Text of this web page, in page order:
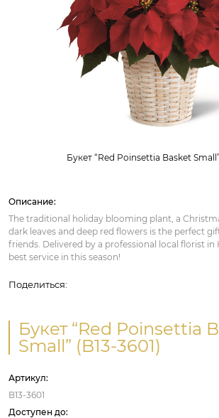
Букет “Red Poinsettia Basket
Описание:
The traditional holiday blooming plant, a
dark leaves and deep red flowers is the perfect
friends. Delivered by a professional local florist
best service in this season!
Поделиться:
Букет “Red Poinsettia
Small” (B13-3601)
Артикул:
B13-3601
Доступен до: